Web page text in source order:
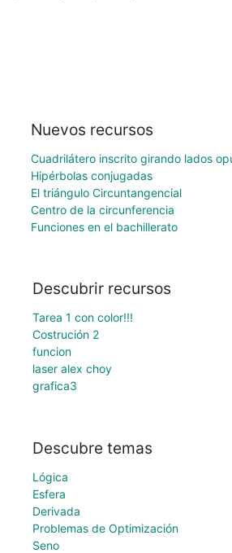
Nuevos recursos
Cuadrilátero inscrito girando lados
Hipérbolas conjugadas
El triángulo Circuntangencial
Centro de la circunferencia
Funciones en el bachillerato
Descubrir recursos
Tarea 1 con color!!!
Costrución 2
funcion
laser alex choy
grafica3
Descubre temas
Lógica
Esfera
Derivada
Problemas de Optimización
Seno